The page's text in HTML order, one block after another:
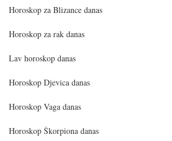
Horoskop za Blizance danas
Horoskop za rak danas
Lav horoskop danas
Horoskop Djevica danas
Horoskop Vaga danas
Horoskop Škorpiona danas